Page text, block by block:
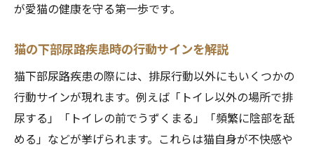
が愛猫の健康を守る第一歩です。
猫の下部尿路疾患時の行動サインを解説
猫下部尿路疾患の際には、排尿行動以外にもいくつかの
行動サインが現れます。例えば「トイレ以外の場所で排
尿する」「トイレの前でうずくまる」「頻繁に陰部を舐
める」などが挙げられます。これらは猫自身が不快感や